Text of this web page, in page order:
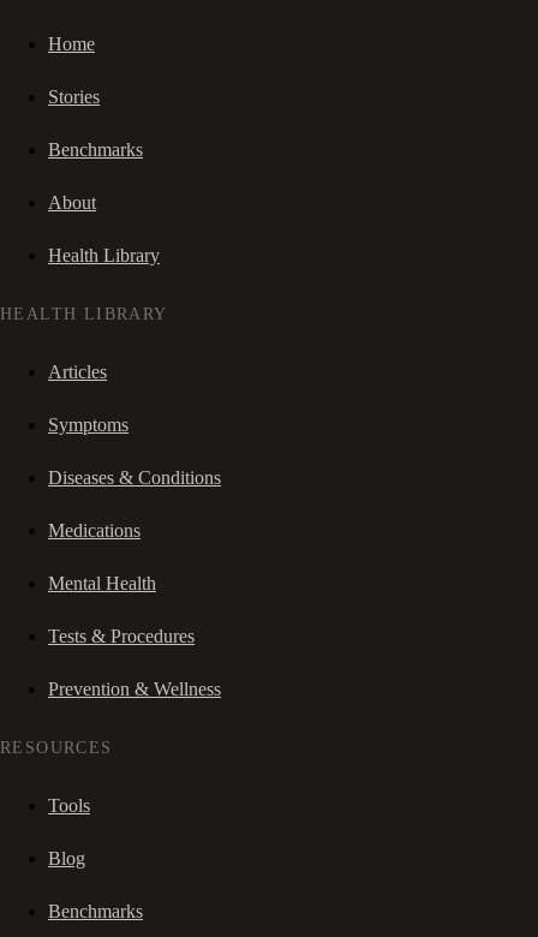
Home
Stories
Benchmarks
About
Health Library
HEALTH LIBRARY
Articles
Symptoms
Diseases & Conditions
Medications
Mental Health
Tests & Procedures
Prevention & Wellness
RESOURCES
Tools
Blog
Benchmarks